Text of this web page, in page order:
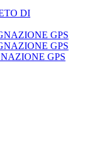
DI
GPS
GPS
GPS